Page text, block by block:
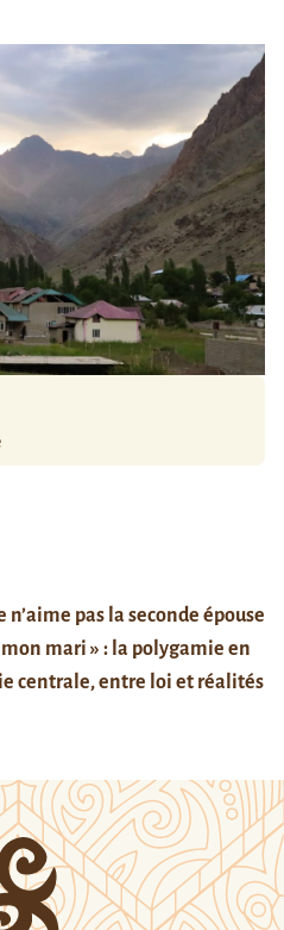
n’aime pas la seconde épouse
mari » : la polygamie en
centrale, entre loi et réalités